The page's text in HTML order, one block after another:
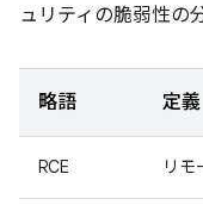
ュリティの脆弱性の
略語 定義
RCE リモ